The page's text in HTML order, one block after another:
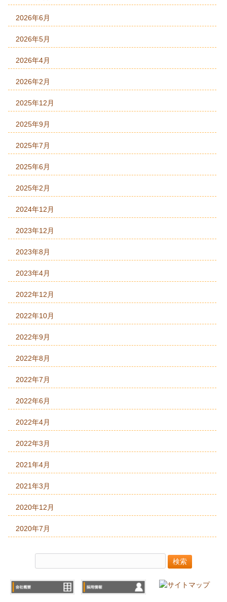
2026年6月
2026年5月
2026年4月
2026年2月
2025年12月
2025年9月
2025年7月
2025年6月
2025年2月
2024年12月
2023年12月
2023年8月
2023年4月
2022年12月
2022年10月
2022年9月
2022年8月
2022年7月
2022年6月
2022年4月
2022年3月
2021年4月
2021年3月
2020年12月
2020年7月
索: